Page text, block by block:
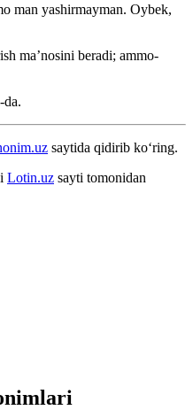
man yashirmayman. Oybek,
maʼnosini beradi; ammo-
da.
saytida qidirib ko‘ring.
Lotin.uz sayti tomonidan